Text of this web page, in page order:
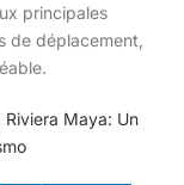
principales
de déplacement,
Maya: Un